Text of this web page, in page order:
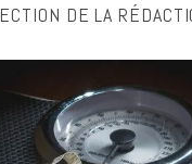
DE LA